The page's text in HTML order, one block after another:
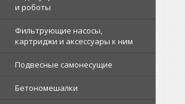
и роботы
Фильтрующие насосы,
картриджи и аксессуары к ним
Подвесные самонесущие
Бетономешалки